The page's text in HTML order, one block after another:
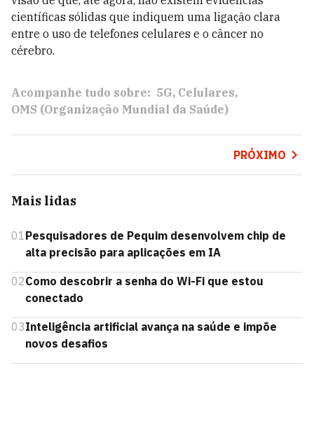
científicas sólidas que indiquem uma ligação clara
entre o uso de telefones celulares e o câncer no
cérebro.
Acompanhe tudo sobre: 5G Celulares
OMS (Organização Mundial da Saúde)
PRÓXIMO
Mais lidas
01Pesquisadores de Pequim desenvolvem chip de
alta precisão para aplicações em IA
02Como descobrir a senha do Wi-Fi que estou
conectado
03Inteligência artificial avança na saúde e impõe
novos desafios